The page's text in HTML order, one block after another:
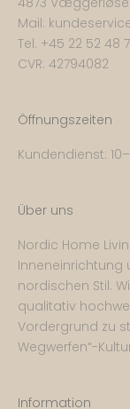
Mail:
Tel. +45 22 52 48
CVR: 42794082
Öffnungszeiten
Kundendienst:
Über uns
Nordic Home
Inneneinrichtung
nordischen Stil.
qualitativ
Vordergrund zu
Wegwerfen“-
Information